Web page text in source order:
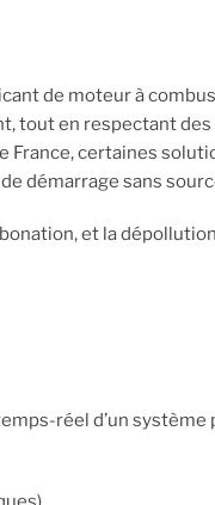
de moteur à
tout en respectant
certaines
démarrage sans
et la
réel d’un